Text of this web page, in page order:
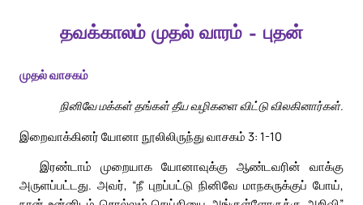
தவக்காலம் முதல் வாரம் – புதன்
முதல் வாசகம்
நினிவே மக்கள் தங்கள் தீய வழிகளை விட்டு விலகினார்கள்.
இறைவாக்கினர் யோனா நூலிலிருந்து வாசகம் 3: 1-10
இரண்டாம் முறையாக யோனாவுக்கு ஆண்டவரின் வாக்கு
அருளப்பட்டது. அவர், “நீ புறப்பட்டு நினிவே மாநகருக்குப் போய்,